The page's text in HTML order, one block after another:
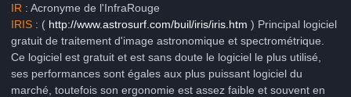
IR : Acronyme de l'InfraRouge
IRIS : ( http://www.astrosurf.com/buil/iris/iris.htm ) Principal logiciel
gratuit de traitement d'image astronomique et spectrométrique.
Ce logiciel est gratuit et est sans doute le logiciel le plus utilisé,
ses performances sont égales aux plus puissant logiciel du
marché, toutefois son ergonomie est assez faible et souvent en